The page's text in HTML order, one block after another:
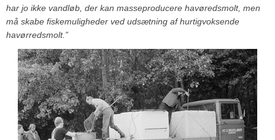
har jo ikke vandløb, der kan masseproducere havøredsmolt, men
må skabe fiskemuligheder ved udsætning af hurtigvoksende
havørredsmolt.”